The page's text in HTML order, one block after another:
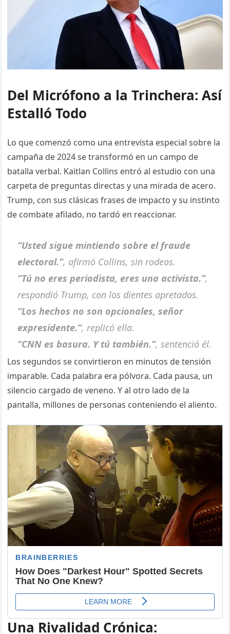
Del Micrófono a la Trinchera: Así
Estalló Todo
Lo que comenzó como una entrevista especial sobre la
campaña de 2024 se transformó en un campo de
batalla verbal. Kaitlan Collins entró al estudio con una
carpeta de preguntas directas y una mirada de acero.
Trump, con sus clásicas frases de impacto y su instinto
de combate afilado, no tardó en reaccionar.
“Usted sigue mintiendo sobre el fraude
electoral.”, afirmó Collins, sin rodeos.
“Tú no eres periodista, eres una activista.”,
respondió Trump, con los dientes apretados.
“Los hechos no son opcionales, señor
expresidente.”, replicó ella.
“CNN es basura. Y tú también.”, sentenció él.
Los segundos se convirtieron en minutos de tensión
imparable. Cada palabra era pólvora. Cada pausa, un
silencio cargado de veneno. Y al otro lado de la
pantalla, millones de personas conteniendo el aliento.
Una Rivalidad Crónica: